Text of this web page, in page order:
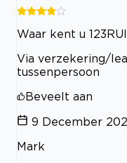
Waar kent u
Via verzekering/
tussenpersoon
Beveelt aan
9 December
Mark